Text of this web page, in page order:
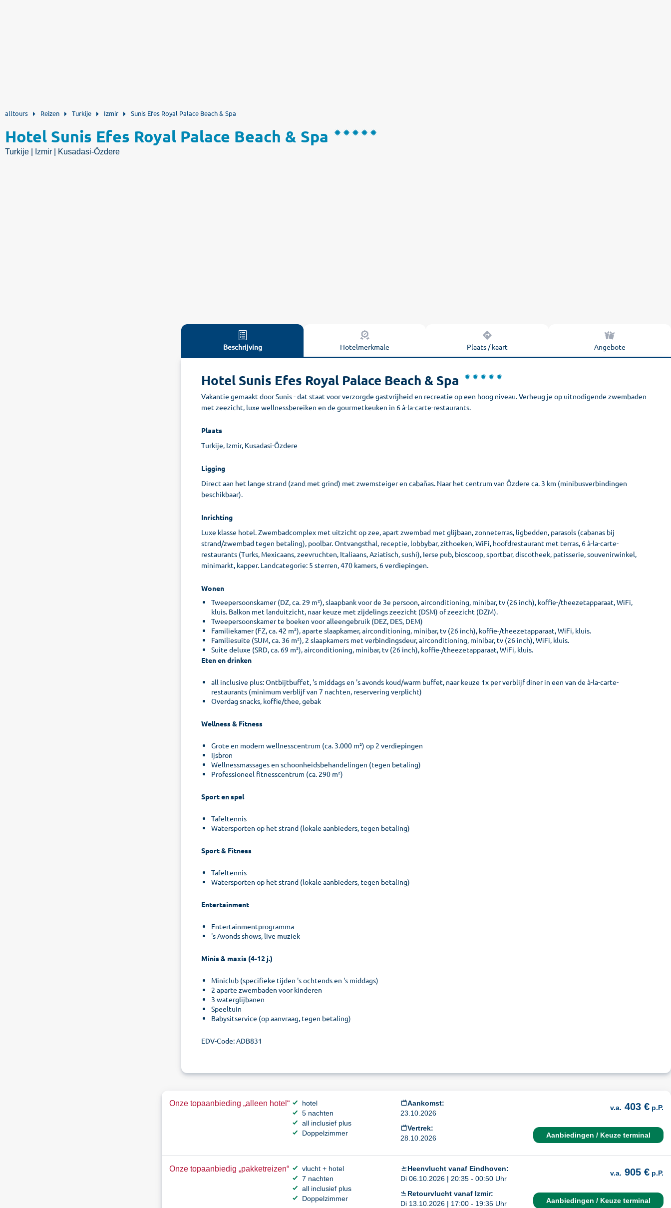
alltours Reizen Turkije Izmir Sunis Efes Royal Palace Beach & Spa
Hotel Sunis Efes Royal Palace Beach & Spa
Turkije | Izmir | Kusadasi-Özdere
Beschrijving Hotelmerkmale Plaats / kaart Angebote
Hotel Sunis Efes Royal Palace Beach & Spa
Vakantie gemaakt door Sunis - dat staat voor verzorgde gastvrijheid en recreatie op een hoog niveau. Verheug je op uitnodigende zwembaden
met zeezicht, luxe wellnessbereiken en de gourmetkeuken in 6 à-la-carte-restaurants.
Plaats
Turkije, Izmir, Kusadasi-Özdere
Ligging
Direct aan het lange strand (zand met grind) met zwemsteiger en cabañas. Naar het centrum van Özdere ca. 3 km (minibusverbindingen
beschikbaar).
Inrichting
Luxe klasse hotel. Zwembadcomplex met uitzicht op zee, apart zwembad met glijbaan, zonneterras, ligbedden, parasols (cabanas bij
strand/zwembad tegen betaling), poolbar. Ontvangsthal, receptie, lobbybar, zithoeken, WiFi, hoofdrestaurant met terras, 6 à-la-carte-
restaurants (Turks, Mexicaans, zeevruchten, Italiaans, Aziatisch, sushi), Ierse pub, bioscoop, sportbar, discotheek, patisserie, souvenirwinkel,
minimarkt, kapper. Landcategorie: 5 sterren, 470 kamers, 6 verdiepingen.
Wonen
Tweepersoonskamer (DZ, ca. 29 m²), slaapbank voor de 3e persoon, airconditioning, minibar, tv (26 inch), koffie-/theezetapparaat, WiFi,
kluis. Balkon met landuitzicht, naar keuze met zijdelings zeezicht (DSM) of zeezicht (DZM).
Tweepersoonskamer te boeken voor alleengebruik (DEZ, DES, DEM)
Familiekamer (FZ, ca. 42 m²), aparte slaapkamer, airconditioning, minibar, tv (26 inch), koffie-/theezetapparaat, WiFi, kluis.
Familiesuite (SUM, ca. 36 m²), 2 slaapkamers met verbindingsdeur, airconditioning, minibar, tv (26 inch), WiFi, kluis.
Suite deluxe (SRD, ca. 69 m²), airconditioning, minibar, tv (26 inch), koffie-/theezetapparaat, WiFi, kluis.
Eten en drinken
all inclusive plus: Ontbijtbuffet, 's middags en 's avonds koud/warm buffet, naar keuze 1x per verblijf diner in een van de à-la-carte-
restaurants (minimum verblijf van 7 nachten, reservering verplicht)
Overdag snacks, koffie/thee, gebak
Wellness & Fitness
Grote en modern wellnesscentrum (ca. 3.000 m²) op 2 verdiepingen
Ijsbron
Wellnessmassages en schoonheidsbehandelingen (tegen betaling)
Professioneel fitnesscentrum (ca. 290 m²)
Sport en spel
Tafeltennis
Watersporten op het strand (lokale aanbieders, tegen betaling)
Sport & Fitness
Tafeltennis
Watersporten op het strand (lokale aanbieders, tegen betaling)
Entertainment
Entertainmentprogramma
's Avonds shows, live muziek
Minis & maxis (4-12 j.)
Miniclub (specifieke tijden 's ochtends en 's middags)
2 aparte zwembaden voor kinderen
3 waterglijbanen
Speeltuin
Babysitservice (op aanvraag, tegen betaling)
EDV-Code: ADB831
Onze topaanbieding „alleen hotel“
hotel
5 nachten
all inclusief plus
Doppelzimmer
Aankomst:
23.10.2026
Vertrek:
28.10.2026
v.a. 403 € p.P.
Aanbiedingen / Keuze terminal
Onze topaanbiedig „pakketreizen“
vlucht + hotel
7 nachten
all inclusief plus
Doppelzimmer
Heenvlucht vanaf Eindhoven:
Di 06.10.2026 | 20:35 - 00:50 Uhr
Retourvlucht vanaf Izmir:
Di 13.10.2026 | 17:00 - 19:35 Uhr
v.a. 905 € p.P.
Aanbiedingen / Keuze terminal